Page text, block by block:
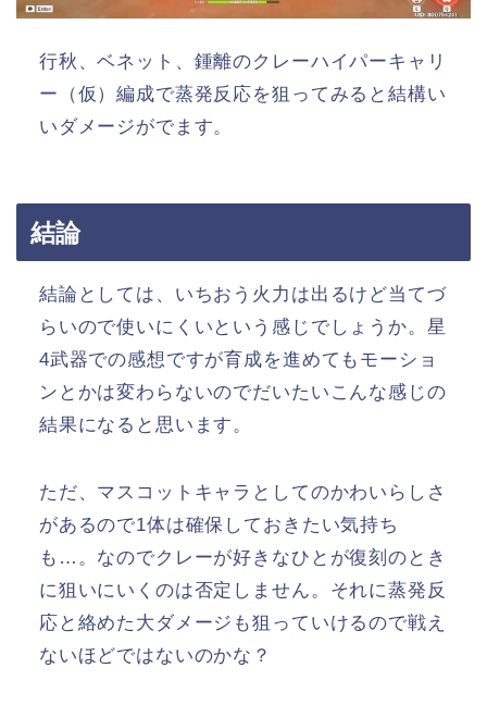
行秋、ベネット、鍾離のクレーハイパーキャリ
ー（仮）編成で蒸発反応を狙ってみると結構い
いダメージがでます。
結論
結論としては、いちおう火力は出るけど当てづ
らいので使いにくいという感じでしょうか。星
4武器での感想ですが育成を進めてもモーショ
ンとかは変わらないのでだいたいこんな感じの
結果になると思います。
ただ、マスコットキャラとしてのかわいらしさ
があるので1体は確保しておきたい気持ち
も…。なのでクレーが好きなひとが復刻のとき
に狙いにいくのは否定しません。それに蒸発反
応と絡めた大ダメージも狙っていけるので戦え
ないほどではないのかな？